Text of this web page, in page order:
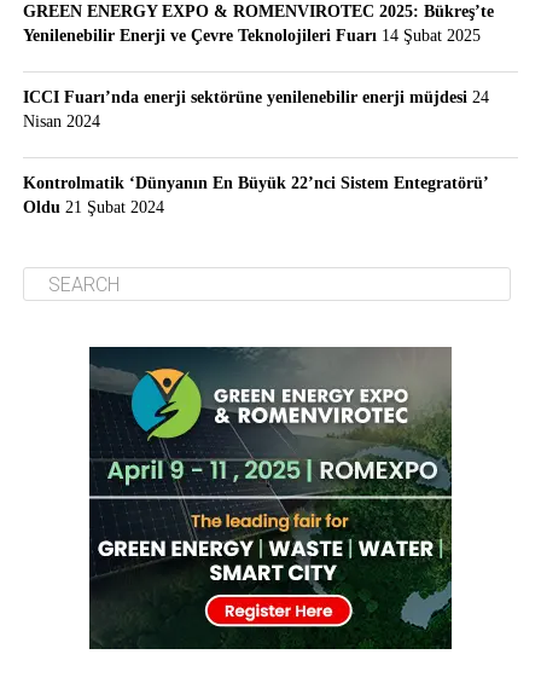
GREEN ENERGY EXPO & ROMENVIROTEC 2025: Bükreş’te
Yenilenebilir Enerji ve Çevre Teknolojileri Fuarı 14 Şubat 2025
ICCI Fuarı’nda enerji sektörüne yenilenebilir enerji müjdesi 24
Nisan 2024
Kontrolmatik ‘Dünyanın En Büyük 22’nci Sistem Entegratörü’
Oldu 21 Şubat 2024